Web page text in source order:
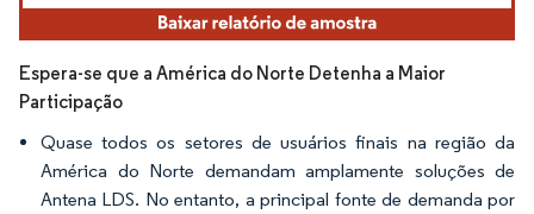
Espera-se que a América do Norte Detenha a Maior
Participação
Quase todos os setores de usuários finais na região da
América do Norte demandam amplamente soluções de
Antena LDS. No entanto, a principal fonte de demanda por